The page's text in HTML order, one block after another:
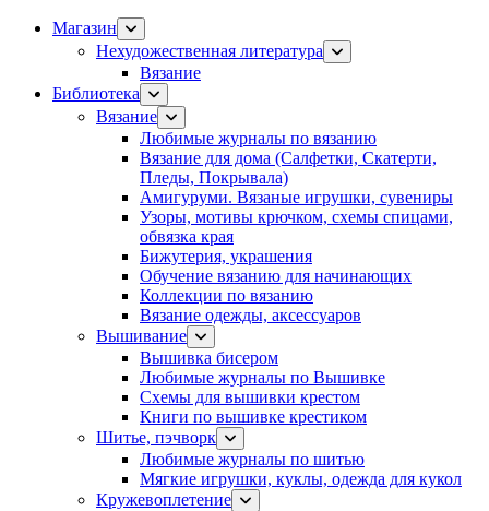
Магазин
Нехудожественная литература
Вязание
Библиотека
Вязание
Любимые журналы по вязанию
Вязание для дома (Салфетки, Скатерти,
Пледы, Покрывала)
Амигуруми. Вязаные игрушки, сувениры
Узоры, мотивы крючком, схемы спицами,
обвязка края
Бижутерия, украшения
Обучение вязанию для начинающих
Коллекции по вязанию
Вязание одежды, аксессуаров
Вышивание
Вышивка бисером
Любимые журналы по Вышивке
Схемы для вышивки крестом
Книги по вышивке крестиком
Шитье, пэчворк
Любимые журналы по шитью
Мягкие игрушки, куклы, одежда для кукол
Кружевоплетение